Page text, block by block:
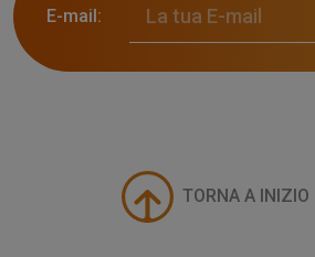
E-mail:
TORNA A INIZIO